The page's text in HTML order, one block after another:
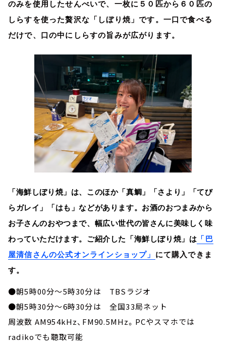
のみを使用したせんべいで、一枚に５０匹から６０匹の
しらすを使った贅沢な「しぼり焼」です。一口で食べる
だけで、口の中にしらすの旨みが広がります。
「海鮮しぼり焼」は、このほか「真鯛」「さより」「てび
らガレイ」「はも」などがあります。お酒のおつまみから
お子さんのおやつまで、幅広い世代の皆さんに美味しく味
わっていただけます。ご紹介した「海鮮しぼり焼」は 「巴
屋清信さんの公式オンラインショップ」 にて購入できま
す。
●朝5時00分～5時30分は TBSラジオ
●朝5時30分～6時30分は 全国33局ネット
周波数 AM954kHz、FM90.5MHz。PCやスマホでは
radikoでも聴取可能